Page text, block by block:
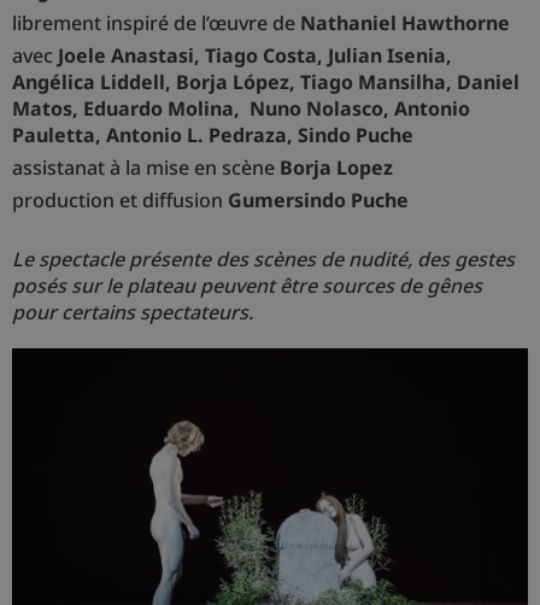
librement inspiré de l’œuvre de Nathaniel Hawthorne
avec Joele Anastasi, Tiago Costa, Julian Isenia,
Angélica Liddell, Borja López, Tiago Mansilha, Daniel
Matos, Eduardo Molina, Nuno Nolasco, Antonio
Pauletta, Antonio L. Pedraza, Sindo Puche
assistanat à la mise en scène Borja Lopez
production et diffusion Gumersindo Puche
Le spectacle présente des scènes de nudité, des gestes
posés sur le plateau peuvent être sources de gênes
pour certains spectateurs.